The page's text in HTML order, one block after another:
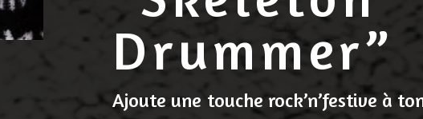
Drummer”
Ajoute une touche rock’n’festive à